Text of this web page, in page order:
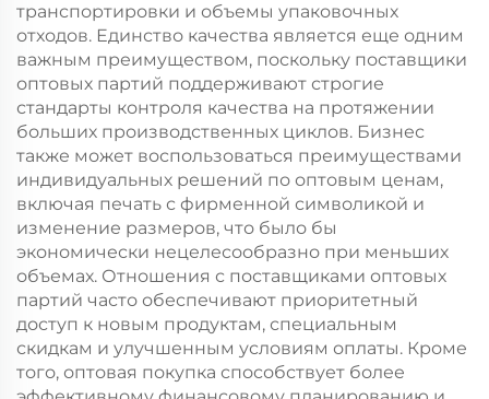
транспортировки и объемы упаковочных
отходов. Единство качества является еще одним
важным преимуществом, поскольку поставщики
оптовых партий поддерживают строгие
стандарты контроля качества на протяжении
больших производственных циклов. Бизнес
также может воспользоваться преимуществами
индивидуальных решений по оптовым ценам,
включая печать с фирменной символикой и
изменение размеров, что было бы
экономически нецелесообразно при меньших
объемах. Отношения с поставщиками оптовых
партий часто обеспечивают приоритетный
доступ к новым продуктам, специальным
скидкам и улучшенным условиям оплаты. Кроме
того, оптовая покупка способствует более